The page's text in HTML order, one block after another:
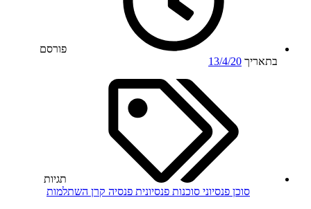
פורסם
בתאריך 13/4/20
תגיות
סוכן פנסיוני סוכנות פנסיונית פנסיה קרן השתלמות